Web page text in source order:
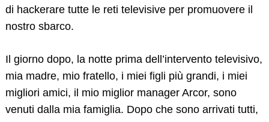
di hackerare tutte le reti televisive per promuovere il
nostro sbarco.
Il giorno dopo, la notte prima dell’intervento televisivo,
mia madre, mio ​​fratello, i miei figli più grandi, i miei
migliori amici, il mio miglior manager Arcor, sono
venuti dalla mia famiglia. Dopo che sono arrivati ​​tutti,